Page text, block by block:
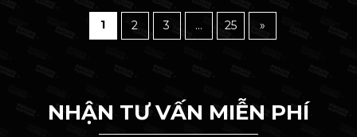
1 2 3 ... 25 »
NHẬN TƯ VẤN MIỄN PHÍ